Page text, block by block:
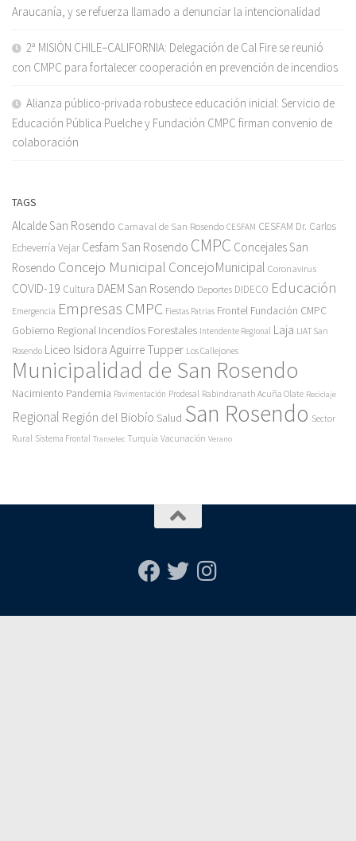
Araucanía, y se refuerza llamado a denunciar la intencionalidad
2ª MISIÓN CHILE–CALIFORNIA: Delegación de Cal Fire se reunió
con CMPC para fortalecer cooperación en prevención de incendios
Alianza público-privada robustece educación inicial: Servicio de
Educación Pública Puelche y Fundación CMPC firman convenio de
colaboración
TAGS
Alcalde San Rosendo Carnaval de San Rosendo CESFAM CESFAM Dr. Carlos
Echeverría Vejar Cesfam San Rosendo CMPC Concejales San
Rosendo Concejo Municipal ConcejoMunicipal Coronavirus
COVID-19 Cultura DAEM San Rosendo Deportes DIDECO Educación
Emergencia Empresas CMPC Fiestas Patrias Frontel Fundación CMPC
Gobierno Regional Incendios Forestales Intendente Regional Laja LIAT San
Rosendo Liceo Isidora Aguirre Tupper Los Callejones
Municipalidad de San Rosendo
Nacimiento Pandemia Pavimentación Prodesal Rabindranath Acuña Olate Reciclaje
Regional Región del Biobío Salud San Rosendo Sector
Rural Sistema Frontal Transelec Turquía Vacunación Verano